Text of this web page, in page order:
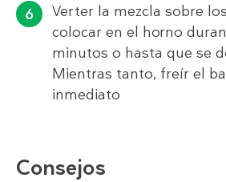
Verter la mezcla sobre
colocar en el horno
minutos o hasta que se
Mientras tanto, freír el
inmediato
Consejos